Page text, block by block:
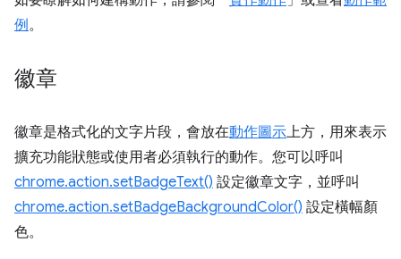
例。
徽章
徽章是格式化的文字片段，會放在動作圖示上方，用來表示
擴充功能狀態或使用者必須執行的動作。您可以呼叫
chrome.action.setBadgeText() 設定徽章文字，並呼叫
chrome.action.setBadgeBackgroundColor() 設定橫幅顏
色。